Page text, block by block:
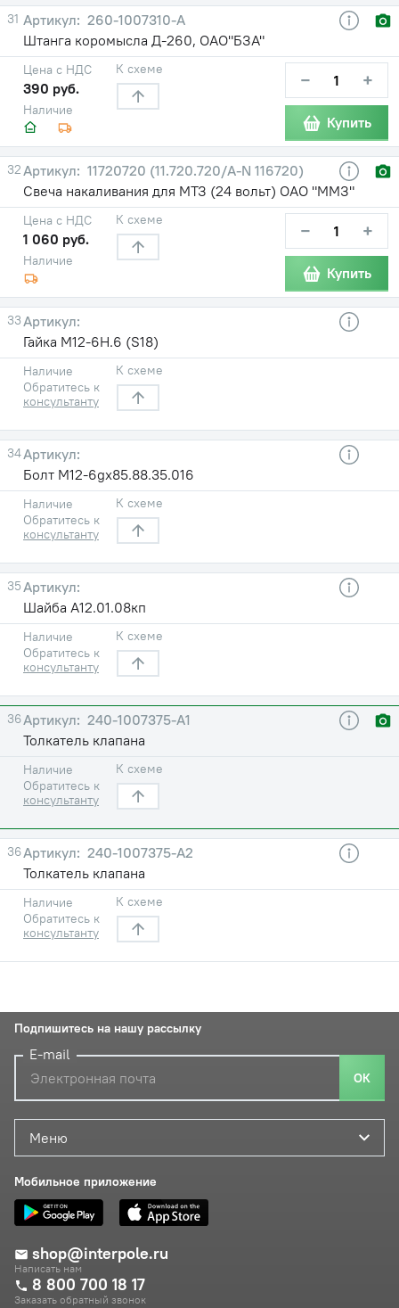
31
260-1007310-А
Штанга коромысла Д-260, ОАО"БЗА"
Наличие
Цена с НДС
390 руб.
К схеме − +
Купить
32
11720720 (11.720.720/A-N 116720)
Свеча накаливания для МТЗ (24 вольт) ОАО "ММЗ"
Наличие
Цена с НДС
1 060 руб.
К схеме − +
Купить
33
Гайка М12-6Н.6 (S18)
Наличие
Обратитесь к
консультанту
К схеме
34
Болт М12-6gx85.88.35.016
Наличие
Обратитесь к
консультанту
К схеме
35
Шайба А12.01.08кп
Наличие
Обратитесь к
консультанту
К схеме
36
240-1007375-А1
Толкатель клапана
Наличие
Обратитесь к
консультанту
К схеме
36
240-1007375-А2
Толкатель клапана
Наличие
Обратитесь к
консультанту
К схеме
Меню
Мобильное приложение
shop@interpole.ru
Написать нам
8 800 700 18 17
Заказать обратный звонок
Подпишитесь на нашу рассылку
E-mail
ОК